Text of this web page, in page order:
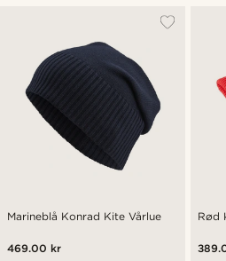
Marineblå Konrad Kite Vårlue
469.00 kr
Rød